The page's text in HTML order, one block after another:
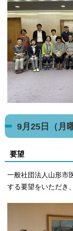
9月25日（月曜
要望
一般社団法人山形市
する要望をいただき